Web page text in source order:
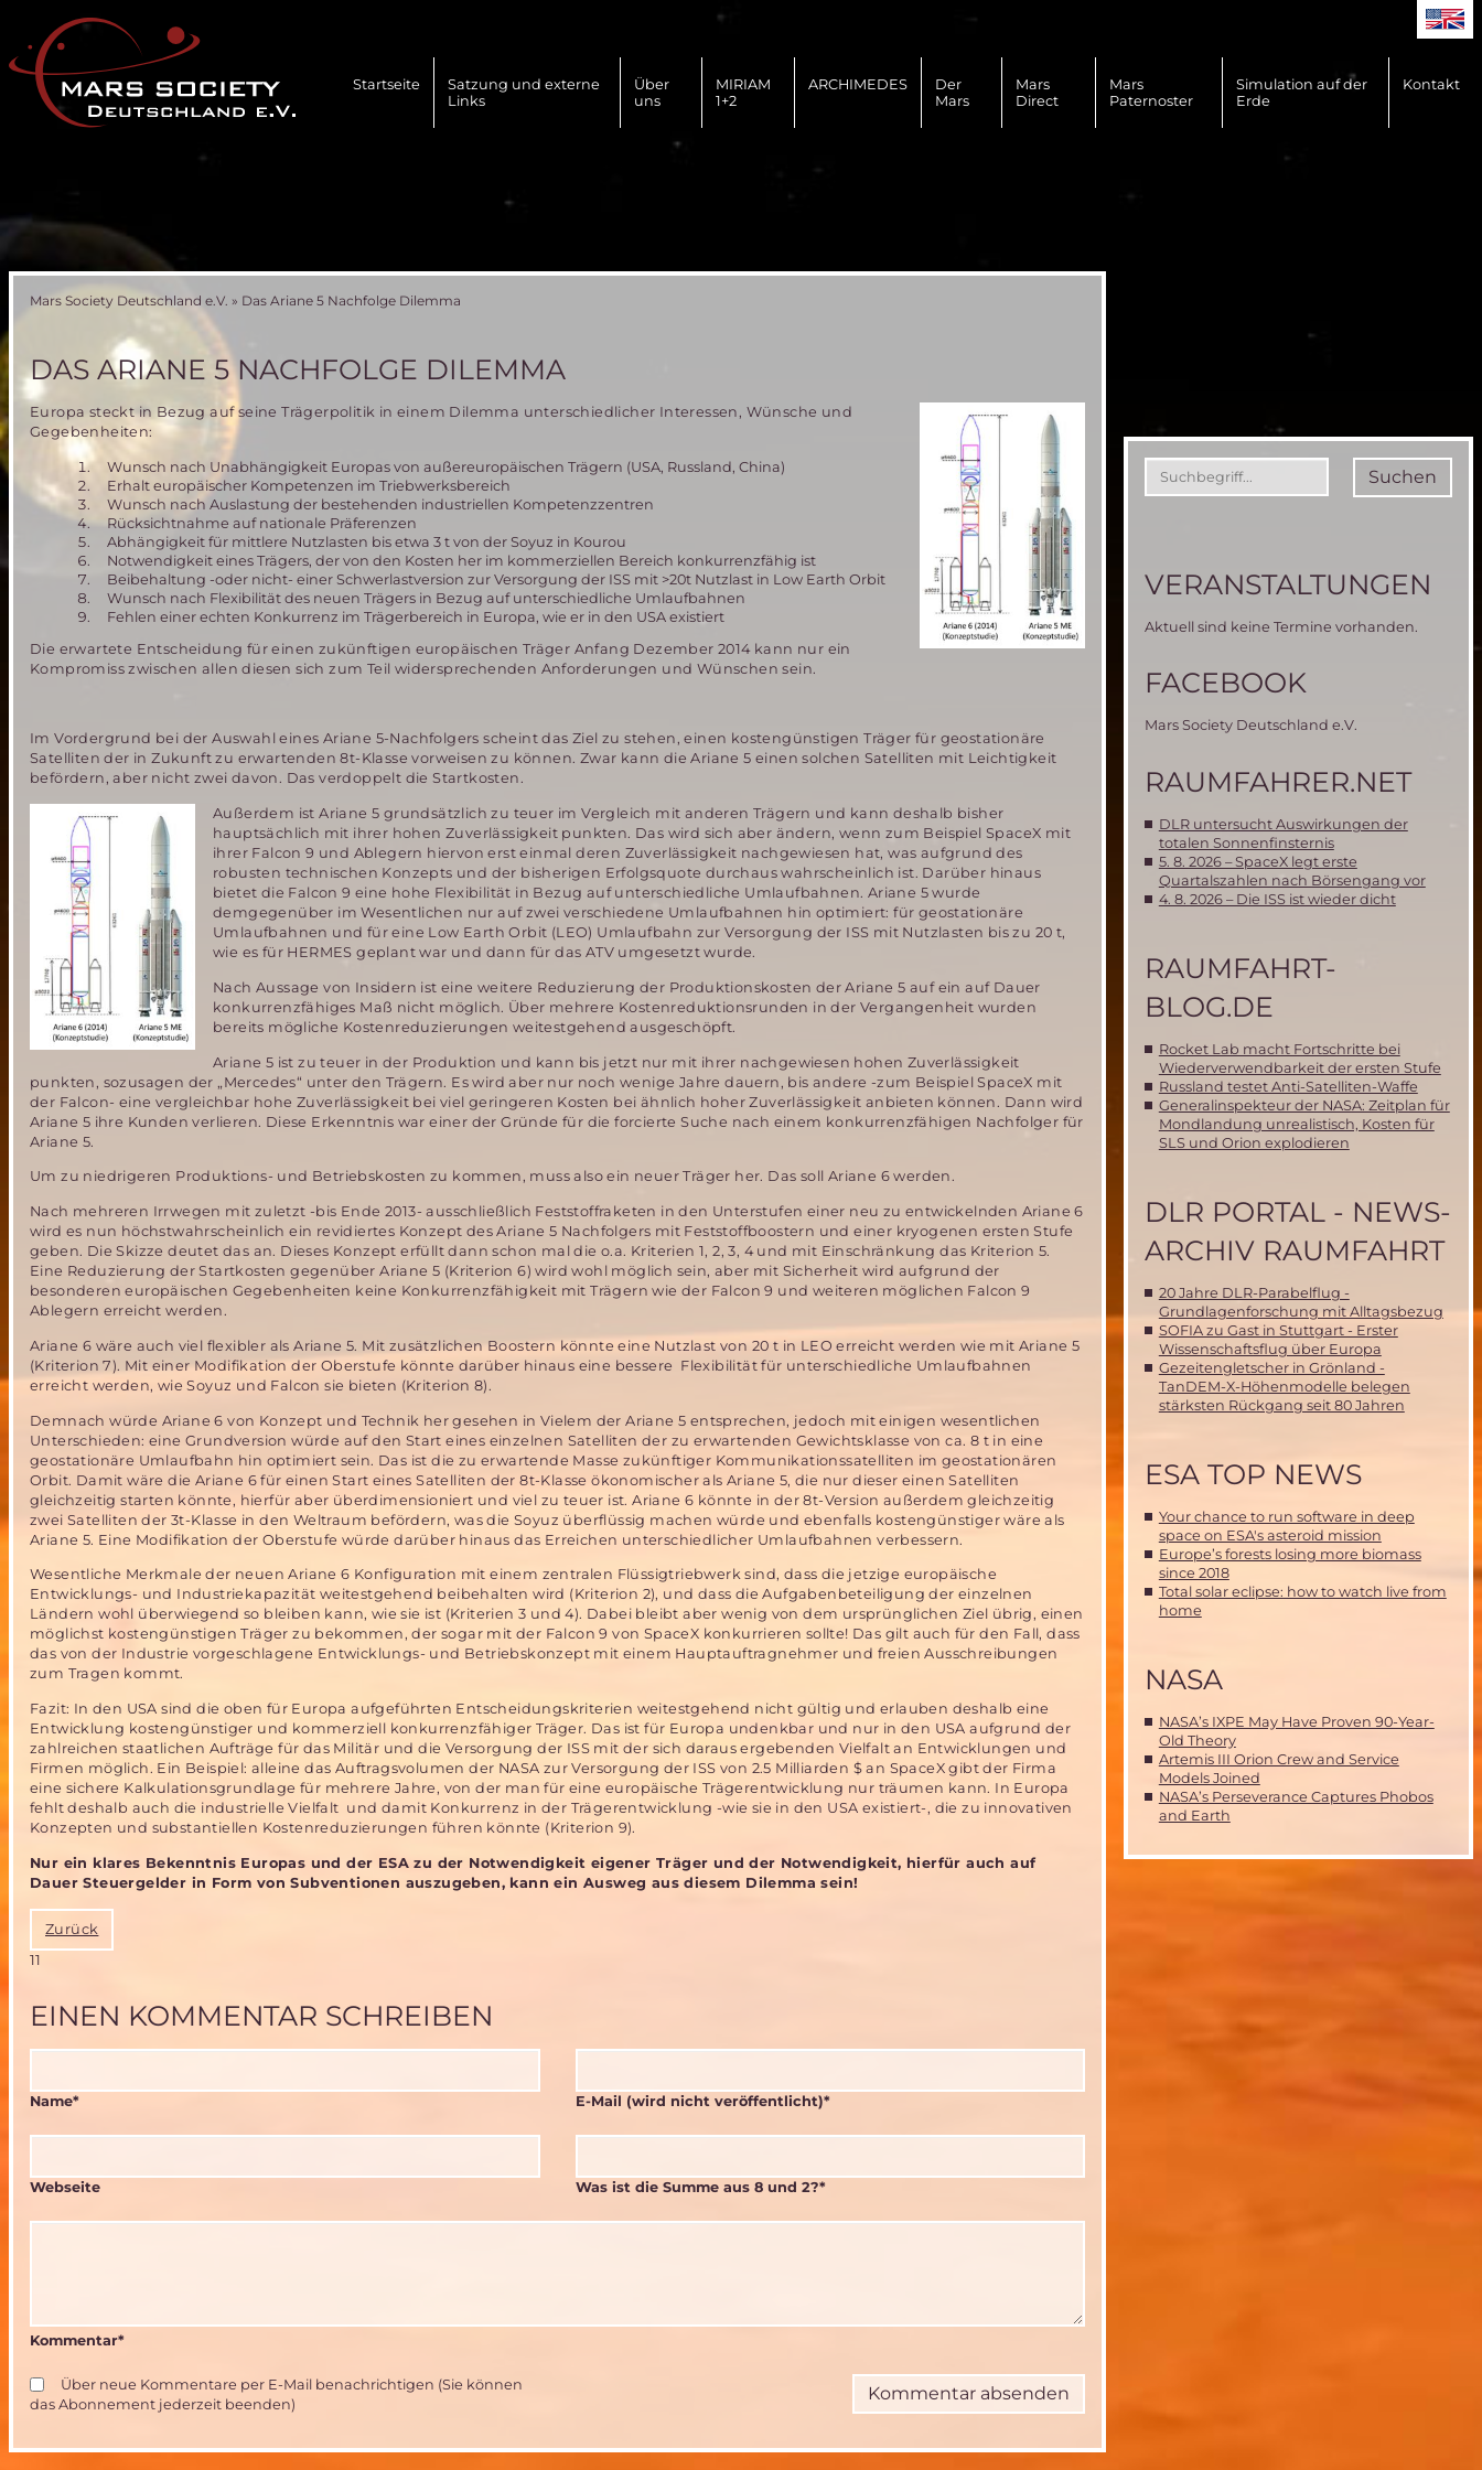
überspringen
Startseite
Satzung und externe
Links
Über
uns
MIRIAM
1+2
ARCHIMEDES
Der
Mars
Mars
Direct
Mars
Paternoster
Simulation auf der
Erde
Kontakt
Mars Society Deutschland e.V. » Das Ariane 5 Nachfolge Dilemma
DAS ARIANE 5 NACHFOLGE DILEMMA
Europa steckt in Bezug auf seine Trägerpolitik in einem Dilemma unterschiedlicher Interessen, Wünsche und
Gegebenheiten:
Wunsch nach Unabhängigkeit Europas von außereuropäischen Trägern (USA, Russland, China)
Erhalt europäischer Kompetenzen im Triebwerksbereich
Wunsch nach Auslastung der bestehenden industriellen Kompetenzzentren
Rücksichtnahme auf nationale Präferenzen
Abhängigkeit für mittlere Nutzlasten bis etwa 3 t von der Soyuz in Kourou
Notwendigkeit eines Trägers, der von den Kosten her im kommerziellen Bereich konkurrenzfähig ist
Beibehaltung -oder nicht- einer Schwerlastversion zur Versorgung der ISS mit >20t Nutzlast in Low Earth Orbit
Wunsch nach Flexibilität des neuen Trägers in Bezug auf unterschiedliche Umlaufbahnen
Fehlen einer echten Konkurrenz im Trägerbereich in Europa, wie er in den USA existiert
Die erwartete Entscheidung für einen zukünftigen europäischen Träger Anfang Dezember 2014 kann nur ein
Kompromiss zwischen allen diesen sich zum Teil widersprechenden Anforderungen und Wünschen sein.
Im Vordergrund bei der Auswahl eines Ariane 5-Nachfolgers scheint das Ziel zu stehen, einen kostengünstigen Träger für geostationäre
Satelliten der in Zukunft zu erwartenden 8t-Klasse vorweisen zu können. Zwar kann die Ariane 5 einen solchen Satelliten mit Leichtigkeit
befördern, aber nicht zwei davon. Das verdoppelt die Startkosten.
Außerdem ist Ariane 5 grundsätzlich zu teuer im Vergleich mit anderen Trägern und kann deshalb bisher
hauptsächlich mit ihrer hohen Zuverlässigkeit punkten. Das wird sich aber ändern, wenn zum Beispiel SpaceX mit
ihrer Falcon 9 und Ablegern hiervon erst einmal deren Zuverlässigkeit nachgewiesen hat, was aufgrund des
robusten technischen Konzepts und der bisherigen Erfolgsquote durchaus wahrscheinlich ist. Darüber hinaus
bietet die Falcon 9 eine hohe Flexibilität in Bezug auf unterschiedliche Umlaufbahnen. Ariane 5 wurde
demgegenüber im Wesentlichen nur auf zwei verschiedene Umlaufbahnen hin optimiert: für geostationäre
Umlaufbahnen und für eine Low Earth Orbit (LEO) Umlaufbahn zur Versorgung der ISS mit Nutzlasten bis zu 20 t,
wie es für HERMES geplant war und dann für das ATV umgesetzt wurde.
Nach Aussage von Insidern ist eine weitere Reduzierung der Produktionskosten der Ariane 5 auf ein auf Dauer
konkurrenzfähiges Maß nicht möglich. Über mehrere Kostenreduktionsrunden in der Vergangenheit wurden
bereits mögliche Kostenreduzierungen weitestgehend ausgeschöpft.
Ariane 5 ist zu teuer in der Produktion und kann bis jetzt nur mit ihrer nachgewiesen hohen Zuverlässigkeit
punkten, sozusagen der „Mercedes“ unter den Trägern. Es wird aber nur noch wenige Jahre dauern, bis andere -zum Beispiel SpaceX mit
der Falcon- eine vergleichbar hohe Zuverlässigkeit bei viel geringeren Kosten bei ähnlich hoher Zuverlässigkeit anbieten können. Dann wird
Ariane 5 ihre Kunden verlieren. Diese Erkenntnis war einer der Gründe für die forcierte Suche nach einem konkurrenzfähigen Nachfolger für
Ariane 5.
Um zu niedrigeren Produktions- und Betriebskosten zu kommen, muss also ein neuer Träger her. Das soll Ariane 6 werden.
Nach mehreren Irrwegen mit zuletzt -bis Ende 2013- ausschließlich Feststoffraketen in den Unterstufen einer neu zu entwickelnden Ariane 6
wird es nun höchstwahrscheinlich ein revidiertes Konzept des Ariane 5 Nachfolgers mit Feststoffboostern und einer kryogenen ersten Stufe
geben. Die Skizze deutet das an. Dieses Konzept erfüllt dann schon mal die o.a. Kriterien 1, 2, 3, 4 und mit Einschränkung das Kriterion 5.
Eine Reduzierung der Startkosten gegenüber Ariane 5 (Kriterion 6) wird wohl möglich sein, aber mit Sicherheit wird aufgrund der
besonderen europäischen Gegebenheiten keine Konkurrenzfähigkeit mit Trägern wie der Falcon 9 und weiteren möglichen Falcon 9
Ablegern erreicht werden.
Ariane 6 wäre auch viel flexibler als Ariane 5. Mit zusätzlichen Boostern könnte eine Nutzlast von 20 t in LEO erreicht werden wie mit Ariane 5
(Kriterion 7). Mit einer Modifikation der Oberstufe könnte darüber hinaus eine bessere Flexibilität für unterschiedliche Umlaufbahnen
erreicht werden, wie Soyuz und Falcon sie bieten (Kriterion 8).
Demnach würde Ariane 6 von Konzept und Technik her gesehen in Vielem der Ariane 5 entsprechen, jedoch mit einigen wesentlichen
Unterschieden: eine Grundversion würde auf den Start eines einzelnen Satelliten der zu erwartenden Gewichtsklasse von ca. 8 t in eine
geostationäre Umlaufbahn hin optimiert sein. Das ist die zu erwartende Masse zukünftiger Kommunikationssatelliten im geostationären
Orbit. Damit wäre die Ariane 6 für einen Start eines Satelliten der 8t-Klasse ökonomischer als Ariane 5, die nur dieser einen Satelliten
gleichzeitig starten könnte, hierfür aber überdimensioniert und viel zu teuer ist. Ariane 6 könnte in der 8t-Version außerdem gleichzeitig
zwei Satelliten der 3t-Klasse in den Weltraum befördern, was die Soyuz überflüssig machen würde und ebenfalls kostengünstiger wäre als
Ariane 5. Eine Modifikation der Oberstufe würde darüber hinaus das Erreichen unterschiedlicher Umlaufbahnen verbessern.
Wesentliche Merkmale der neuen Ariane 6 Konfiguration mit einem zentralen Flüssigtriebwerk sind, dass die jetzige europäische
Entwicklungs- und Industriekapazität weitestgehend beibehalten wird (Kriterion 2), und dass die Aufgabenbeteiligung der einzelnen
Ländern wohl überwiegend so bleiben kann, wie sie ist (Kriterien 3 und 4). Dabei bleibt aber wenig von dem ursprünglichen Ziel übrig, einen
möglichst kostengünstigen Träger zu bekommen, der sogar mit der Falcon 9 von SpaceX konkurrieren sollte! Das gilt auch für den Fall, dass
das von der Industrie vorgeschlagene Entwicklungs- und Betriebskonzept mit einem Hauptauftragnehmer und freien Ausschreibungen
zum Tragen kommt.
Fazit: In den USA sind die oben für Europa aufgeführten Entscheidungskriterien weitestgehend nicht gültig und erlauben deshalb eine
Entwicklung kostengünstiger und kommerziell konkurrenzfähiger Träger. Das ist für Europa undenkbar und nur in den USA aufgrund der
zahlreichen staatlichen Aufträge für das Militär und die Versorgung der ISS mit der sich daraus ergebenden Vielfalt an Entwicklungen und
Firmen möglich. Ein Beispiel: alleine das Auftragsvolumen der NASA zur Versorgung der ISS von 2.5 Milliarden $ an SpaceX gibt der Firma
eine sichere Kalkulationsgrundlage für mehrere Jahre, von der man für eine europäische Trägerentwicklung nur träumen kann. In Europa
fehlt deshalb auch die industrielle Vielfalt und damit Konkurrenz in der Trägerentwicklung -wie sie in den USA existiert-, die zu innovativen
Konzepten und substantiellen Kostenreduzierungen führen könnte (Kriterion 9).
Nur ein klares Bekenntnis Europas und der ESA zu der Notwendigkeit eigener Träger und der Notwendigkeit, hierfür auch auf
Dauer Steuergelder in Form von Subventionen auszugeben, kann ein Ausweg aus diesem Dilemma sein!
Zurück
11
EINEN KOMMENTAR SCHREIBEN
Pflichtfeld
Name* Pflichtfeld
E-Mail (wird nicht veröffentlicht)*
Webseite Was ist die Summe aus 8 und 2?*
Kommentar*
Über neue Kommentare per E-Mail benachrichtigen (Sie können
das Abonnement jederzeit beenden)
Suchen
VERANSTALTUNGEN
Aktuell sind keine Termine vorhanden.
FACEBOOK
Mars Society Deutschland e.V.
RAUMFAHRER.NET
DLR untersucht Auswirkungen der
totalen Sonnenfinsternis
5. 8. 2026 – SpaceX legt erste
Quartalszahlen nach Börsengang vor
4. 8. 2026 – Die ISS ist wieder dicht
RAUMFAHRT-
BLOG.DE
Rocket Lab macht Fortschritte bei
Wiederverwendbarkeit der ersten Stufe
Russland testet Anti-Satelliten-Waffe
Generalinspekteur der NASA: Zeitplan für
Mondlandung unrealistisch, Kosten für
SLS und Orion explodieren
DLR PORTAL - NEWS-
ARCHIV RAUMFAHRT
20 Jahre DLR-Parabelflug -
Grundlagenforschung mit Alltagsbezug
SOFIA zu Gast in Stuttgart - Erster
Wissenschaftsflug über Europa
Gezeitengletscher in Grönland -
TanDEM-X-Höhenmodelle belegen
stärksten Rückgang seit 80 Jahren
ESA TOP NEWS
Your chance to run software in deep
space on ESA's asteroid mission
Europe’s forests losing more biomass
since 2018
Total solar eclipse: how to watch live from
home
NASA
NASA’s IXPE May Have Proven 90-Year-
Old Theory
Artemis III Orion Crew and Service
Models Joined
NASA’s Perseverance Captures Phobos
and Earth